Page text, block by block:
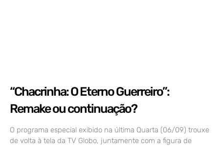
“Chacrinha: O Eterno Guerreiro”:
Remake ou continuação?
O programa especial exibido na última Quarta (06/09) trouxe
de volta à tela da TV Globo, juntamente com a figura de